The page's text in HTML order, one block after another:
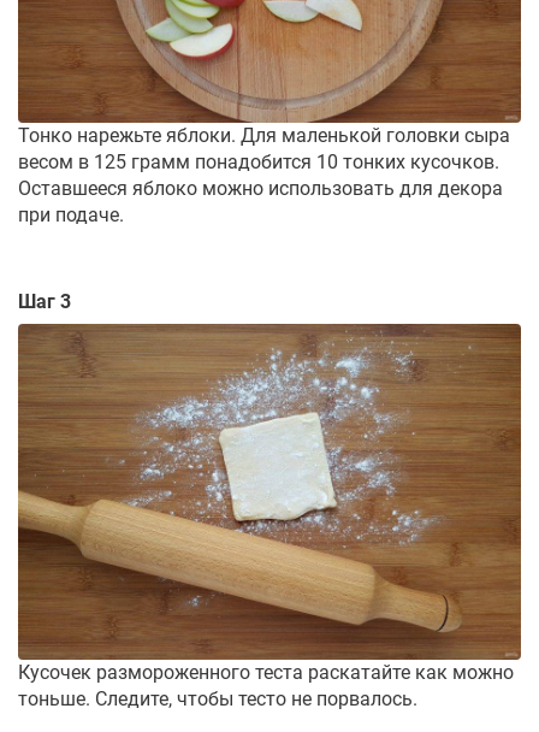
Тонко нарежьте яблоки. Для маленькой головки сыра
весом в 125 грамм понадобится 10 тонких кусочков.
Оставшееся яблоко можно использовать для декора
при подаче.
Шаг 3
Кусочек размороженного теста раскатайте как можно
тоньше. Следите, чтобы тесто не порвалось.